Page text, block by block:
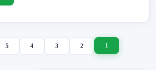
1
2
3
4
5